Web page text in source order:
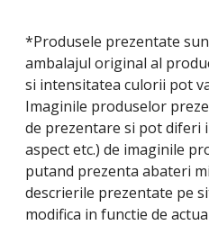
*Produsele prezentate
ambalajul original al
si intensitatea culorii pot
Imaginile produselor
de prezentare si pot diferi
aspect etc.) de imaginile
putand prezenta abateri
descrierile prezentate pe
modifica in functie de